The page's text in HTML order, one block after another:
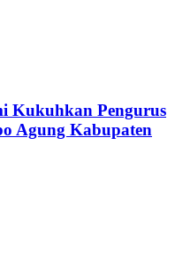
Kukuhkan Pengurus
Agung Kabupaten